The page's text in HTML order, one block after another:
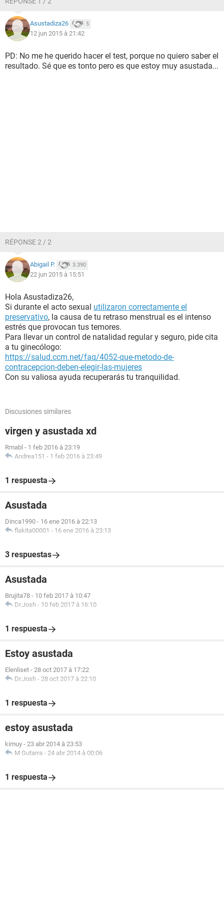
Asustadiza26 5
12 jun 2015 à 21:42
PD: No me he querido hacer el test, porque no quiero saber el
resultado. Sé que es tonto pero es que estoy muy asustada...
RÉPONSE 2 / 2
Abigail P. 3.390
22 jun 2015 à 15:51
Hola Asustadiza26,
Si durante el acto sexual utilizaron correctamente el
preservativo, la causa de tu retraso menstrual es el intenso
estrés que provocan tus temores.
Para llevar un control de natalidad regular y seguro, pide cita
a tu ginecólogo:
https://salud.ccm.net/faq/4052-que-metodo-de-
contracepcion-deben-elegir-las-mujeres
Con su valiosa ayuda recuperarás tu tranquilidad.
Discusiones similares
virgen y asustada xd
Rmabl - 1 feb 2016 à 23:19
Andrea151 - 1 feb 2016 à 23:49
1 respuesta
Asustada
Dinca1990 - 16 ene 2016 à 22:13
flakita00001 - 16 ene 2016 à 23:13
3 respuestas
Asustada
Brujita78 - 10 feb 2017 à 10:47
Dr.Josh - 10 feb 2017 à 16:10
1 respuesta
Estoy asustada
Elenliset - 28 oct 2017 à 17:22
Dr.Josh - 28 oct 2017 à 22:10
1 respuesta
estoy asustada
kimuy - 23 abr 2014 à 23:53
M Gutarra - 24 abr 2014 à 00:06
1 respuesta